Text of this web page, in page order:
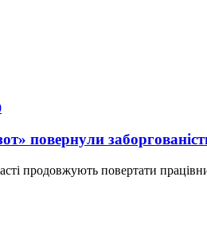
повернули
продовжують повертати